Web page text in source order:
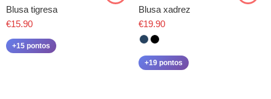
Blusa tigresa
€15.90
+15 pontos
Blusa xadrez
€19.90
+19 pontos